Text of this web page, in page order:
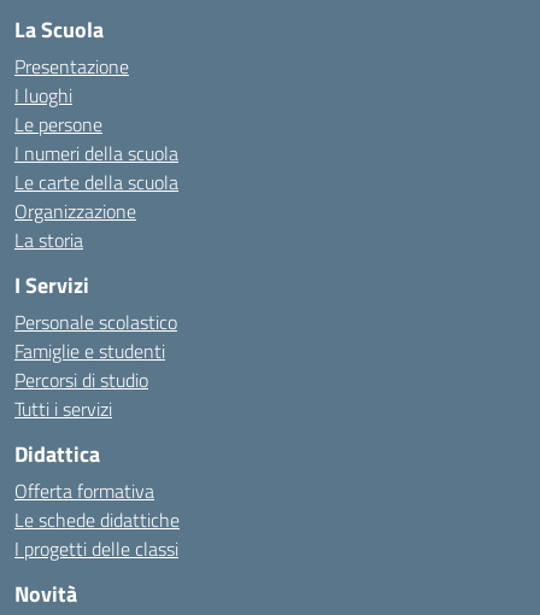
La Scuola
Presentazione
I luoghi
Le persone
I numeri della scuola
Le carte della scuola
Organizzazione
La storia
I Servizi
Personale scolastico
Famiglie e studenti
Percorsi di studio
Tutti i servizi
Didattica
Offerta formativa
Le schede didattiche
I progetti delle classi
Novità